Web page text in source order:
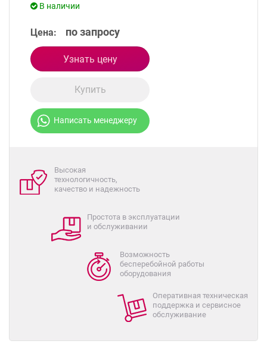
В наличии
Цена: по запросу
Узнать цену
Купить
Написать менеджеру
Высокая
технологичность,
качество и надежность
Простота в эксплуатации
и обслуживании
Возможность
бесперебойной работы
оборудования
Оперативная техническая
поддержка и сервисное
обслуживание